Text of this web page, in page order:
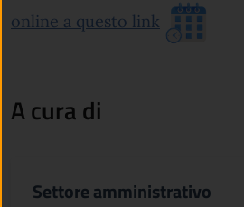
online a questo link (apre in
A cura di
Settore amministrativo